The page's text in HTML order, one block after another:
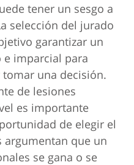
tener un sesgo a
selección del jurado
garantizar un
imparcial para
una decisión.
de lesiones
es importante
de elegir el
que un
se gana o se